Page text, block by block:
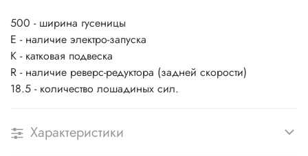
500 - ширина гусеницы
E - наличие электро-запуска
K - катковая подвеска
R - наличие реверс-редуктора (задней скорости)
18.5 - количество лошадиных сил.
Характеристики